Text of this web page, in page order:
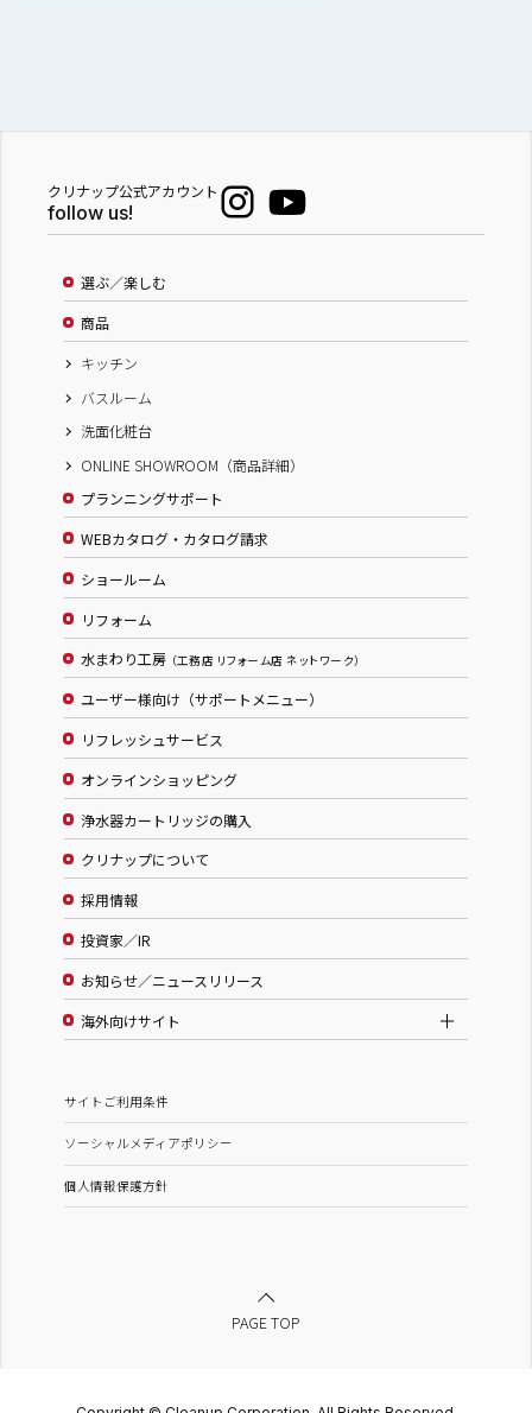
クリナップ公式アカウント
follow us!
選ぶ／楽しむ
商品
キッチン
バスルーム
洗面化粧台
ONLINE SHOWROOM（商品詳細）
プランニングサポート
WEBカタログ・カタログ請求
ショールーム
リフォーム
水まわり工房 （工務店 リフォーム店 ネットワーク）
ユーザー様向け（サポートメニュー）
リフレッシュサービス
オンラインショッピング
浄水器カートリッジの購入
クリナップについて
採用情報
投資家／IR
お知らせ／ニュースリリース
海外向けサイト
サイトご利用条件
ソーシャルメディアポリシー
個人情報保護方針
PAGE TOP